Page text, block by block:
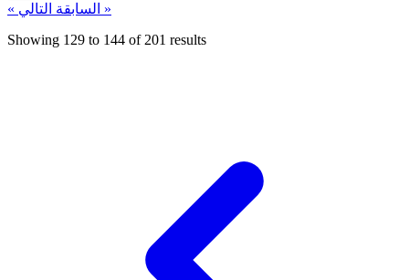
« السابقة التالي »
Showing 129 to 144 of 201 results